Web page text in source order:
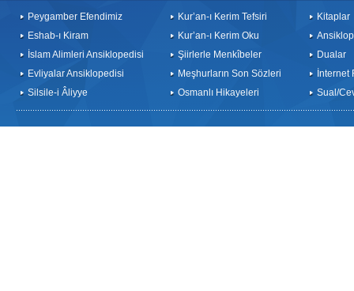
Peygamber Efendimiz
Eshab-ı Kiram
İslam Alimleri Ansiklopedisi
Evliyalar Ansiklopedisi
Silsile-i Âliyye
Kur’an-ı Kerim Tefsiri
Kur’an-ı Kerim Oku
Şiirlerle Menkîbeler
Meşhurların Son Sözleri
Osmanlı Hikayeleri
Kitaplar
Dualar
İnternet
Sual/